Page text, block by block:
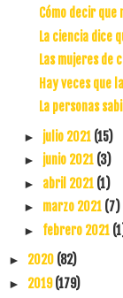
Cómo decir que
La ciencia dice
Las mujeres
Hay veces que
La personas
► julio 2021 (15)
► junio 2021 (3)
► abril 2021 (1)
► marzo 2021 (7)
► febrero 2021
► 2020 (82)
► 2019(179)